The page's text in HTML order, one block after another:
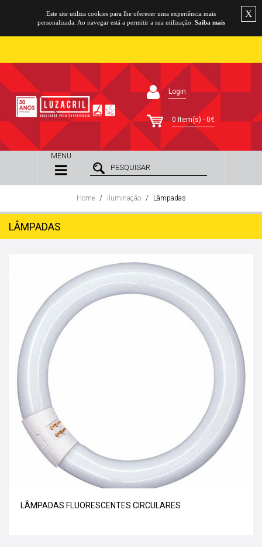
Este site utiliza cookies para lhe oferecer uma experiência mais
personalizada. Ao navegar está a permitir a sua utilização. Saiba mais
X
Login
0 Item(s) - 0€
MENU
Home Iluminação Lâmpadas
LÂMPADAS
LÂMPADAS FLUORESCENTES CIRCULARES